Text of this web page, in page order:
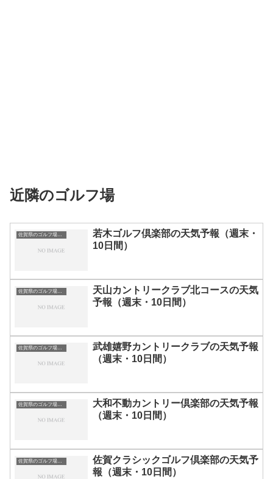
近隣のゴルフ場
佐賀県のゴルフ場一覧｜距離が長い・広いゴルフ場ランキング
若木ゴルフ倶楽部の天気予報（週末・
10日間）
佐賀県のゴルフ場一覧｜距離が長い・広いゴルフ場ランキング
天山カントリークラブ北コースの天気
予報（週末・10日間）
佐賀県のゴルフ場一覧｜距離が長い・広いゴルフ場ランキング
武雄嬉野カントリークラブの天気予報
（週末・10日間）
佐賀県のゴルフ場一覧｜距離が長い・広いゴルフ場ランキング
大和不動カントリー倶楽部の天気予報
（週末・10日間）
佐賀県のゴルフ場一覧｜距離が長い・広いゴルフ場ランキング
佐賀クラシックゴルフ倶楽部の天気予
報（週末・10日間）